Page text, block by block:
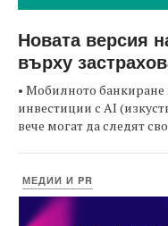
Новата версия
върху
• Мобилното
инвестиции с AI
вече могат да следят
МЕДИИ И PR